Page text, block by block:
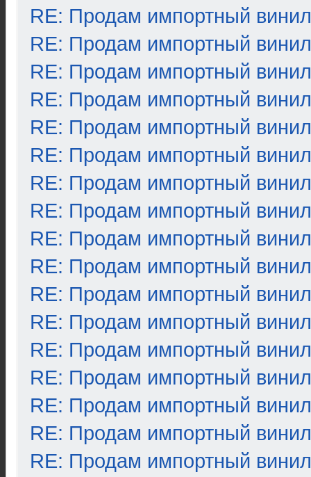
RE: Продам импортный винил
RE: Продам импортный винил
RE: Продам импортный винил
RE: Продам импортный винил
RE: Продам импортный винил
RE: Продам импортный винил
RE: Продам импортный винил
RE: Продам импортный винил
RE: Продам импортный винил
RE: Продам импортный винил
RE: Продам импортный винил
RE: Продам импортный винил
RE: Продам импортный винил
RE: Продам импортный винил
RE: Продам импортный винил
RE: Продам импортный винил
RE: Продам импортный винил